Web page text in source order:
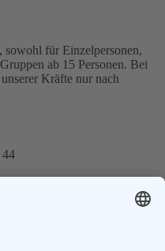
sowohl für Einzelpersonen,
ab 15 Personen. Bei
Kräfte nur nach